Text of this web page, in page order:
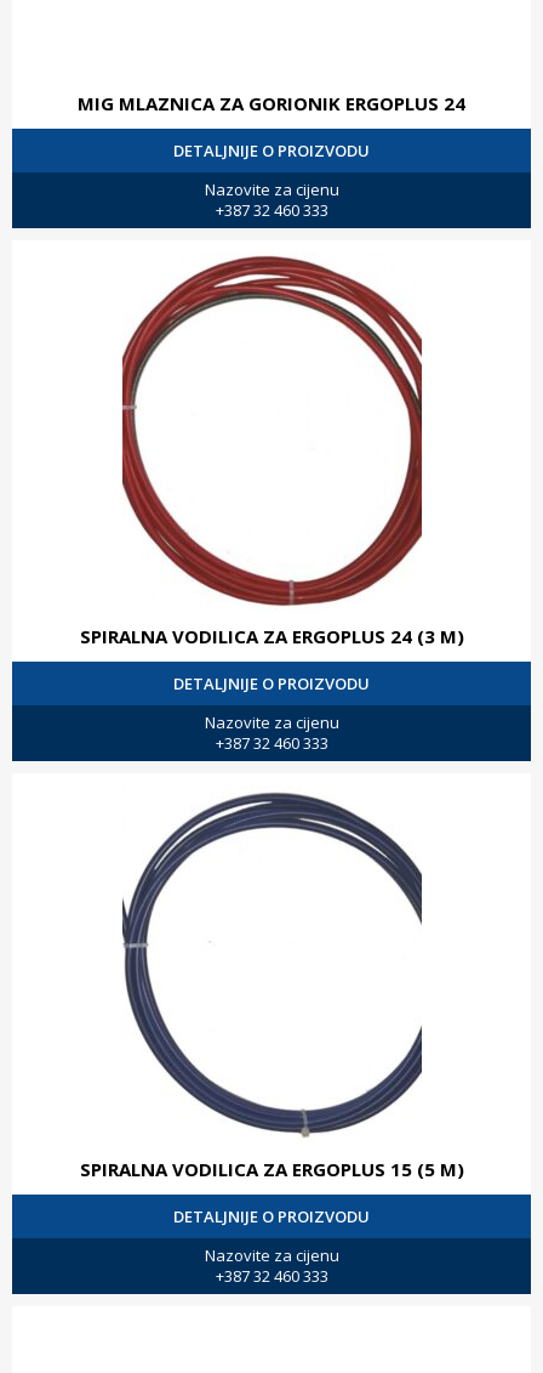
MIG MLAZNICA ZA GORIONIK ERGOPLUS 24
DETALJNIJE O PROIZVODU
Nazovite za cijenu
+387 32 460 333
SPIRALNA VODILICA ZA ERGOPLUS 24 (3 M)
DETALJNIJE O PROIZVODU
Nazovite za cijenu
+387 32 460 333
SPIRALNA VODILICA ZA ERGOPLUS 15 (5 M)
DETALJNIJE O PROIZVODU
Nazovite za cijenu
+387 32 460 333